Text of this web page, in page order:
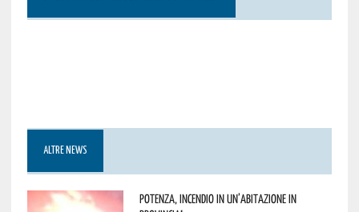
ALTRE NEWS
Potenza, incendio in un’abitazione in